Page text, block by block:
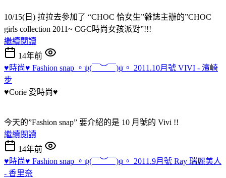
10/15(日) 拉拉去參加了 “CHOC 恰女生”雜誌主辦的”CHOC
girls collection 2011~ CGC時尚女孩派對”!!!
繼續閱讀
14年前
♥時尚♥ Fashion snap 。ψ(￣︶￣)ψ。 2011.10月號 VIVI - 濱崎
步
♥Corie 愛時尚♥
今天的”Fashion snap” 要介紹的是 10 月號的 Vivi !!
繼續閱讀
14年前
♥時尚♥ Fashion snap 。ψ(￣︶￣)ψ。 2011.9月號 Ray 瑞麗美人
- 香里奈